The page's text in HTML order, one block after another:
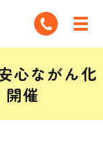
心ながん化
催